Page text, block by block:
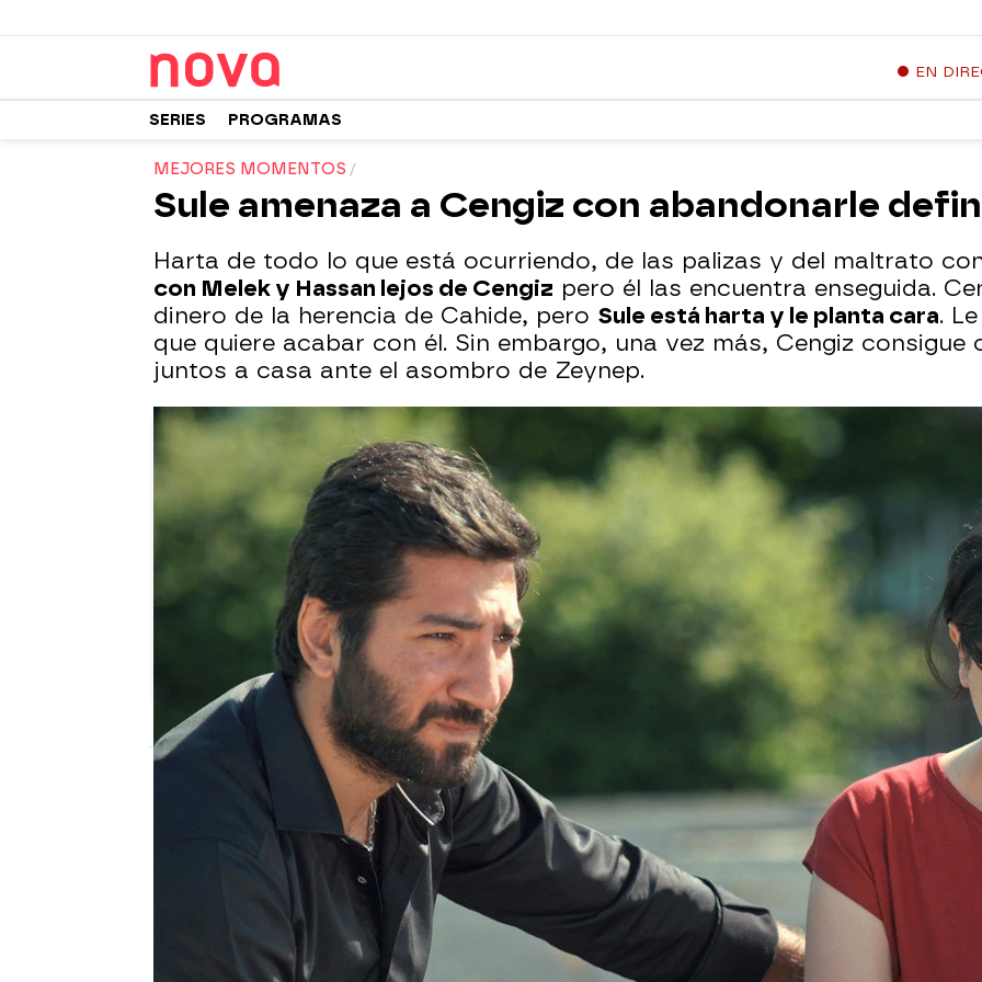
EN
SERIES PROGRAMAS
MEJORES MOMENTOS
Sule amenaza a Cengiz con abandonarle
Harta de todo lo que está ocurriendo, de las palizas y del maltrato
con Melek y Hassan lejos de Cengiz pero él las encuentra enseguida.
dinero de la herencia de Cahide, pero Sule está harta y le planta cara.
que quiere acabar con él. Sin embargo, una vez más, Cengiz consigue
juntos a casa ante el asombro de Zeynep.
Madrid
09 de diciembre de 2019, 06:04
WhatsappFacebook
X